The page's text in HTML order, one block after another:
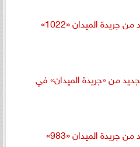
جريدة الميدان «1022»
من «جريدة الميدان» في
جريدة الميدان «983»